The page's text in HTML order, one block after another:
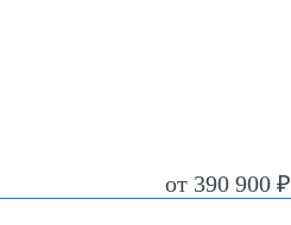
от 390 900 ₽